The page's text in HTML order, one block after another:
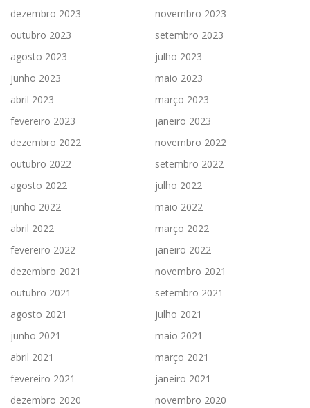
dezembro 2023
novembro 2023
outubro 2023
setembro 2023
agosto 2023
julho 2023
junho 2023
maio 2023
abril 2023
março 2023
fevereiro 2023
janeiro 2023
dezembro 2022
novembro 2022
outubro 2022
setembro 2022
agosto 2022
julho 2022
junho 2022
maio 2022
abril 2022
março 2022
fevereiro 2022
janeiro 2022
dezembro 2021
novembro 2021
outubro 2021
setembro 2021
agosto 2021
julho 2021
junho 2021
maio 2021
abril 2021
março 2021
fevereiro 2021
janeiro 2021
dezembro 2020
novembro 2020